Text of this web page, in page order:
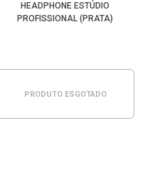
HEADPHONE ESTÚDIO
PROFISSIONAL (PRATA)
PRODUTO ESGOTADO